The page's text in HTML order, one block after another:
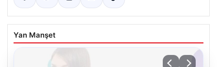
Yan Manşet